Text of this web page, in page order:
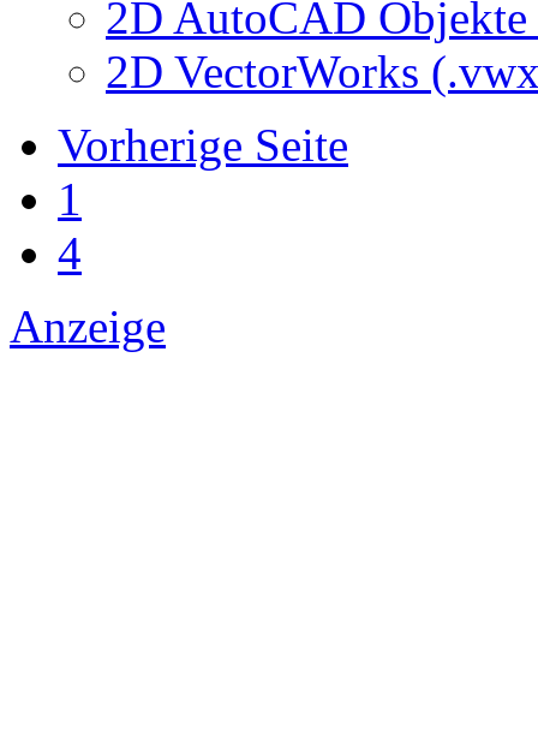
2D AutoCAD
2D VectorWorks
Vorherige Seite
1
4
Anzeige